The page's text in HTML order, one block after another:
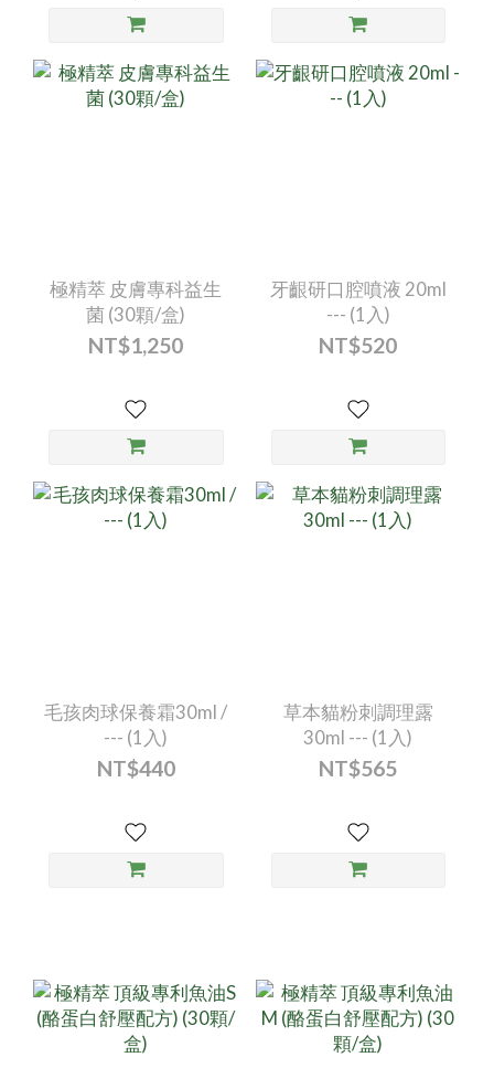
極精萃 皮膚專科益生
菌 (30顆/盒)
NT$1,250
牙齦研口腔噴液 20ml
--- (1入)
NT$520
毛孩肉球保養霜30ml /
--- (1入)
NT$440
草本貓粉刺調理露
30ml --- (1入)
NT$565